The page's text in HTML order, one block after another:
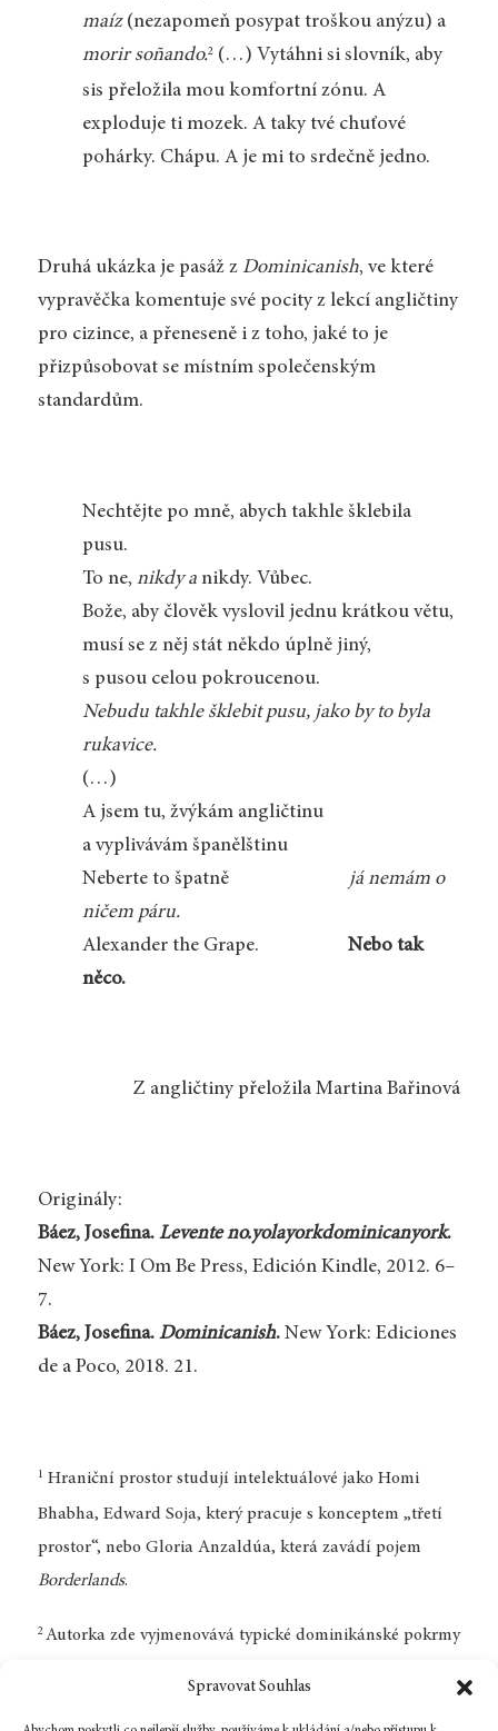
Spravovat Souhlas
maíz (nezapomeň posypat troškou anýzu) a
morir soñando.2(…) Vytáhni si slovník, aby
sis přeložila mou komfortní zónu. A
exploduje ti mozek. A taky tvé chuťové
pohárky. Chápu. A je mi to srdečně jedno.
Druhá ukázka je pasáž z Dominicanish, ve které
vypravěčka komentuje své pocity z lekcí angličtiny
pro cizince, a přeneseně i z toho, jaké to je
přizpůsobovat se místním společenským
standardům.
Nechtějte po mně, abych takhle šklebila
pusu.
To ne, nikdy anikdy. Vůbec.
Bože, aby člověk vyslovil jednu krátkou větu,
musí se z něj stát někdo úplně jiný,
s pusou celou pokroucenou.
Nebudu takhle šklebit pusu, jako by to byla
rukavice.
(…)
A jsem tu, žvýkám angličtinu
a vyplivávám španělštinu
Neberte to špatně­ já nemám o
ničem páru.
Alexander the Grape.
Nebo tak
něco.
Z angličtiny přeložila Martina Bařinová
Originály:
Báez, Josefina. Levente no.yolayorkdominicanyork.
New York: I Om Be Press, Edición Kindle, 2012. 6–
7.
Báez, Josefina. Dominicanish.New York: Ediciones
de a Poco, 2018. 21.
1 Hraniční prostor studují intelektuálové jako Homi
Bhabha, Edward Soja, který pracuje s konceptem „třetí
prostor“, nebo Gloria Anzaldúa, která zavádí pojem
Borderlands.
2Autorka zde vyjmenovává typické dominikánské pokrmy